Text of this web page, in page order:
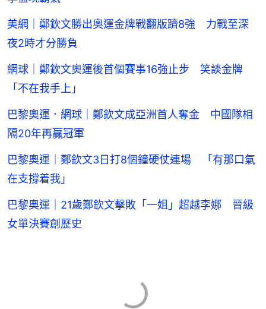
美網｜鄭欽文勝出奧運金牌戰翻版躋8強 力戰至深
夜2時才分勝負
網球｜鄭欽文奧運後首個賽事16強止步 笑談金牌
「不在我手上」
巴黎奧運．網球｜鄭欽文成亞洲首人奪金 中國隊相
隔20年再贏冠軍
巴黎奧運｜鄭欽文3日打8個鐘硬仗連場 「有那口氣
在支撐着我」
巴黎奧運｜21歲鄭欽文擊敗「一姐」超越李娜 晉級
女單決賽創歷史